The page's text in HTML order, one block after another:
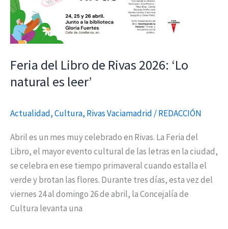
Feria del Libro de Rivas 2026: ‘Lo
natural es leer’
Actualidad,Cultura, Rivas Vaciamadrid /REDACCIÓN
Abril es un mes muy celebrado en Rivas. La Feria del
Libro, el mayor evento cultural de las letras en la ciudad,
se celebra en ese tiempo primaveral cuando estalla el
verde y brotan las flores. Durante tres días, esta vez del
viernes 24 al domingo 26 de abril, la Concejalía de
Cultura levanta una
‘Lo
natural
es